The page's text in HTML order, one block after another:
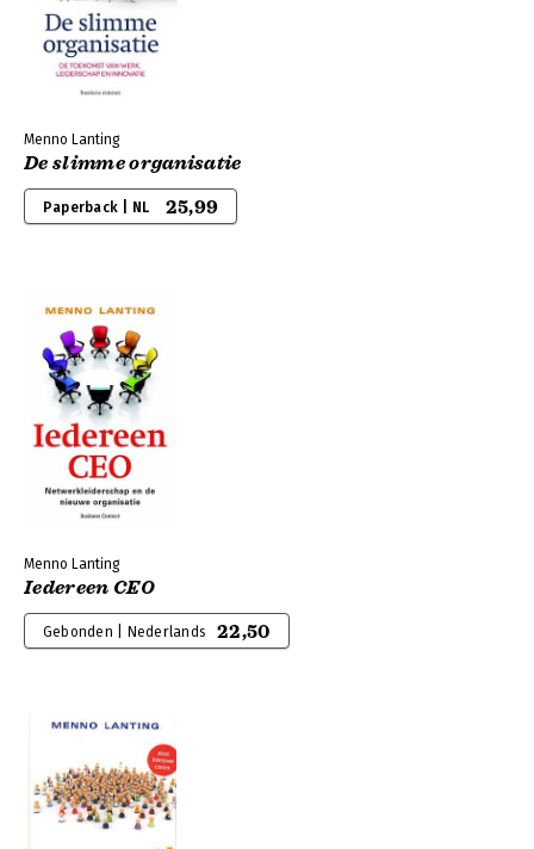
Menno Lanting
De slimme organisatie
Paperback | NL 25,99
Menno Lanting
Iedereen CEO
Gebonden | Nederlands 22,50